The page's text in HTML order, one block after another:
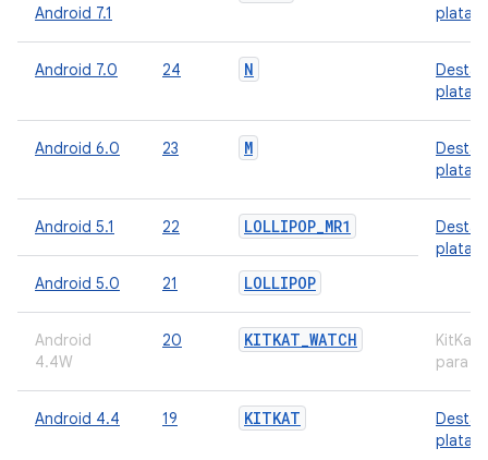
Android 7.1
Android 7.0 24 N
Android 6.0 23 M
Android 5.1 22 LOLLIPOP_MR1
Android 5.0
21 LOLLIPOP
Android
4.4W
20 KITKAT_WATCH
KitKat
para
Android 4.4 19 KITKAT